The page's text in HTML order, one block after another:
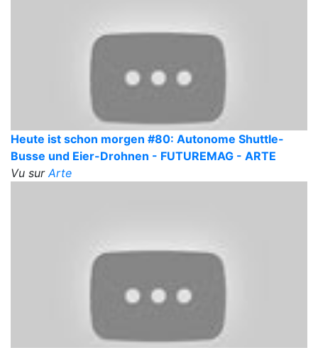
Heute ist schon morgen #80: Autonome Shuttle-
Busse und Eier-Drohnen - FUTUREMAG - ARTE
Vu sur Arte